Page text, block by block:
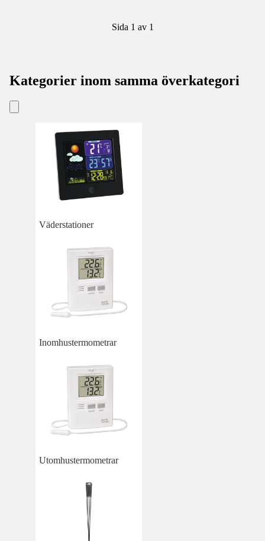
Sida 1 av 1
Kategorier inom samma överkategori
Väderstationer
Inomhustermometrar
Utomhustermometrar